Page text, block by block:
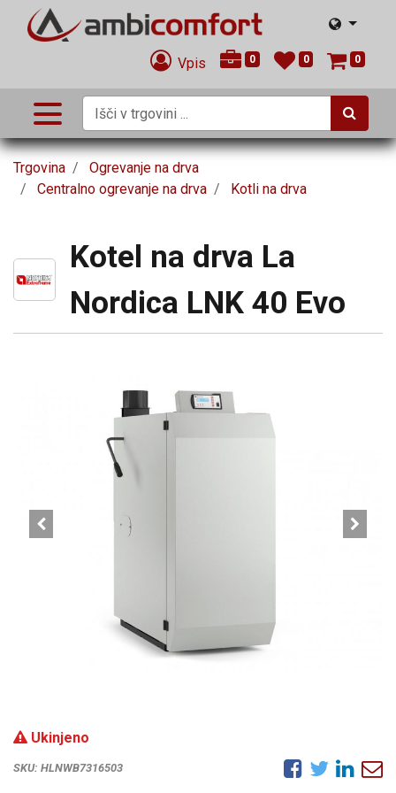
Vpis 0 0 0
Trgovina
Ogrevanje na drva
Centralno ogrevanje na drva
Kotli na drva
Kotel na drva La
Nordica LNK 40 Evo
Ukinjeno
SKU: HLNWB7316503